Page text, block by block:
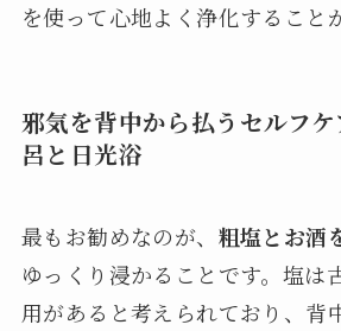
を使って心地よく浄化すること
邪気を背中から払うセルフ
呂と日光浴
最もお勧めなのが、 粗塩とお酒
ゆっくり浸かることです。塩は
用があると考えられており、背